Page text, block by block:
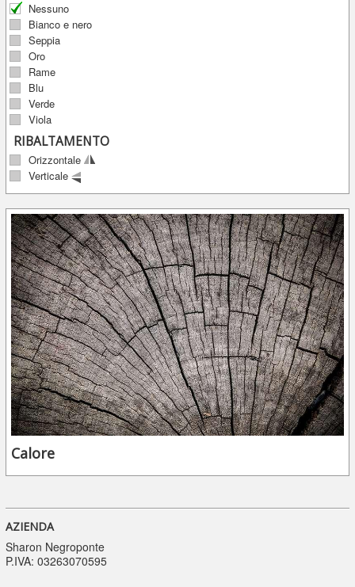
Nessuno
Bianco e nero
Seppia
Oro
Rame
Blu
Verde
Viola
RIBALTAMENTO
Orizzontale
Verticale
Calore
AZIENDA
Sharon Negroponte
P.IVA: 03263070595